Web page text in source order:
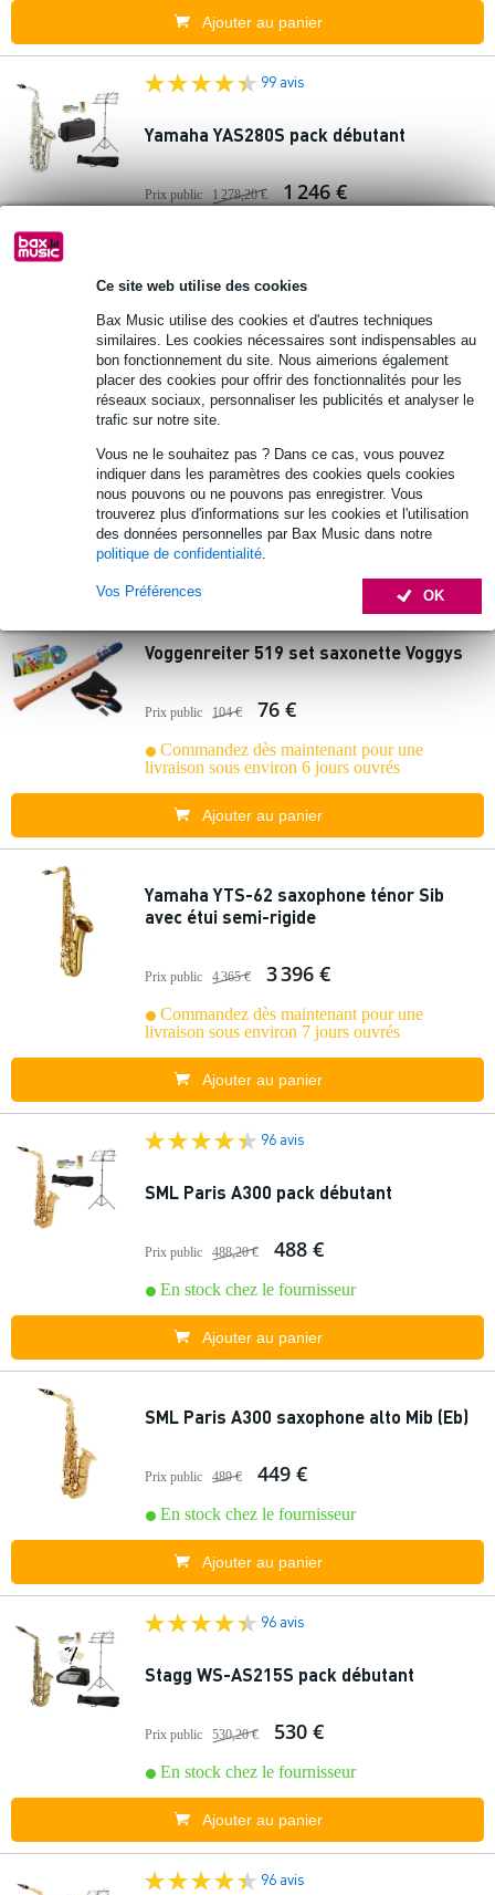
Ce site web utilise des cookies
Bax Music utilise des cookies et d'autres techniques
similaires. Les cookies nécessaires sont indispensables au
bon fonctionnement du site. Nous aimerions également
placer des cookies pour offrir des fonctionnalités pour les
réseaux sociaux, personnaliser les publicités et analyser le
trafic sur notre site.
Vous ne le souhaitez pas ? Dans ce cas, vous pouvez
indiquer dans les paramètres des cookies quels cookies
nous pouvons ou ne pouvons pas enregistrer. Vous
trouverez plus d'informations sur les cookies et l'utilisation
des données personnelles par Bax Music dans notre
politique de confidentialité.
OK
Vos Préférences
Ajouter au panier
99 avis
Yamaha YAS280S pack débutant
Prix public 1 278,20 € 1 246 €
99 avis
Yamaha YAS280S starterset met lesboek
Prix public 1 306,20 € 1 274 €
Commandez dès maintenant pour une
livraison sous environ 5 jours ouvrés
Voggenreiter 519 set saxonette Voggys
Prix public 104 € 76 €
Commandez dès maintenant pour une
livraison sous environ 6 jours ouvrés
Ajouter au panier
Yamaha YTS-62 saxophone ténor Sib
avec étui semi-rigide
Prix public 4 365 € 3 396 €
Commandez dès maintenant pour une
livraison sous environ 7 jours ouvrés
Ajouter au panier
96 avis
SML Paris A300 pack débutant
Prix public 488,20 € 488 €
En stock chez le fournisseur
Ajouter au panier
SML Paris A300 saxophone alto Mib (Eb)
Prix public 489 € 449 €
En stock chez le fournisseur
Ajouter au panier
96 avis
Stagg WS-AS215S pack débutant
Prix public 530,20 € 530 €
En stock chez le fournisseur
Ajouter au panier
96 avis